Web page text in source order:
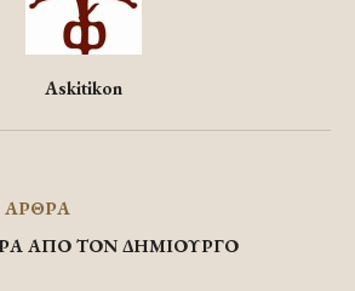
Askitikon
ΑΠΟ ΤΟΝ ΔΗΜΙΟΥΡΓΟ